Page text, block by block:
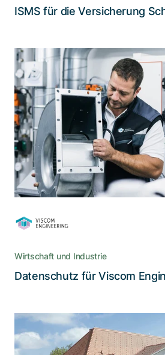
ISMS für die Versicherung
Aktueller
Zur
Datenschutzgesetz
Analyse ihrer Prozesse
Wirtschaft und Industrie
Datenschutz für Viscom
Bestmögliche
für